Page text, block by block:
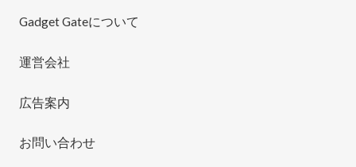
Gadget Gateについて
運営会社
広告案内
お問い合わせ